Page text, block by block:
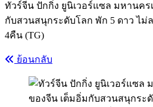
ทัวร์จีน ปักกิ่ง ยูนิเวอร์แซล มหานคร
กับสวนสนุกระดับโลก พัก 5 ดาว ไม่
4คืน (TG)
ย้อนกลับ